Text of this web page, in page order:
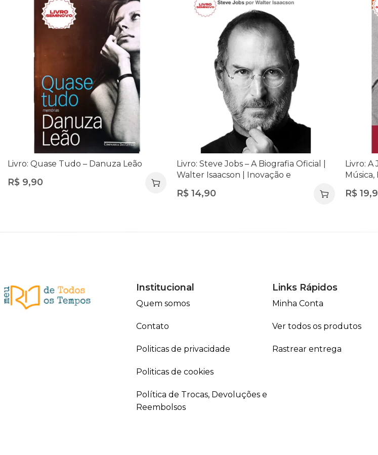
Livro: Quase Tudo – Danuza Leão
R$ 9,90
Livro: Steve Jobs – A Biografia Oficial |
Walter Isaacson | Inovação e
R$14,90
Livro: A
Música,
R$
Institucional
Quem somos
Contato
Politicas de privacidade
Politicas de cookies
Política de Trocas, Devoluções e
Reembolsos
Links Rápidos
Minha Conta
Ver todos os produtos
Rastrear entrega